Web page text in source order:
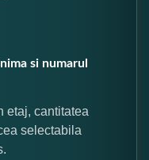
si numarul
etaj, cantitatea
selectabila